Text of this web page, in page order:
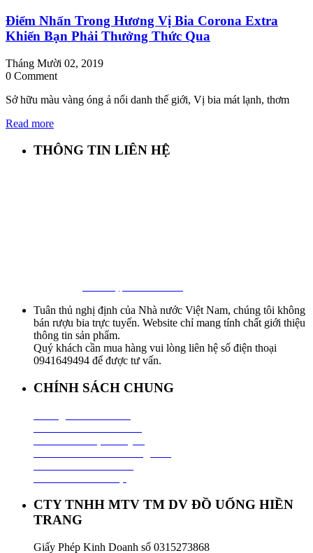
Điểm Nhấn Trong Hương Vị Bia Corona Extra
Khiến Bạn Phải Thưởng Thức Qua
Tháng Mười 02, 2019
0 Comment
Sở hữu màu vàng óng ả nổi danh thế giới, Vị bia mát lạnh, thơm
Read more
THÔNG TIN LIÊN HỆ
Tuân thủ nghị định của Nhà nước Việt Nam, chúng tôi không
bán rượu bia trực tuyến. Website chỉ mang tính chất giới thiệu
thông tin sản phẩm.
Quý khách cần mua hàng vui lòng liên hệ số điện thoại
0941649494 để được tư vấn.
CHÍNH SÁCH CHUNG
CTY TNHH MTV TM DV ĐỒ UỐNG HIỀN
TRANG
Giấy Phép Kinh Doanh số 0315273868